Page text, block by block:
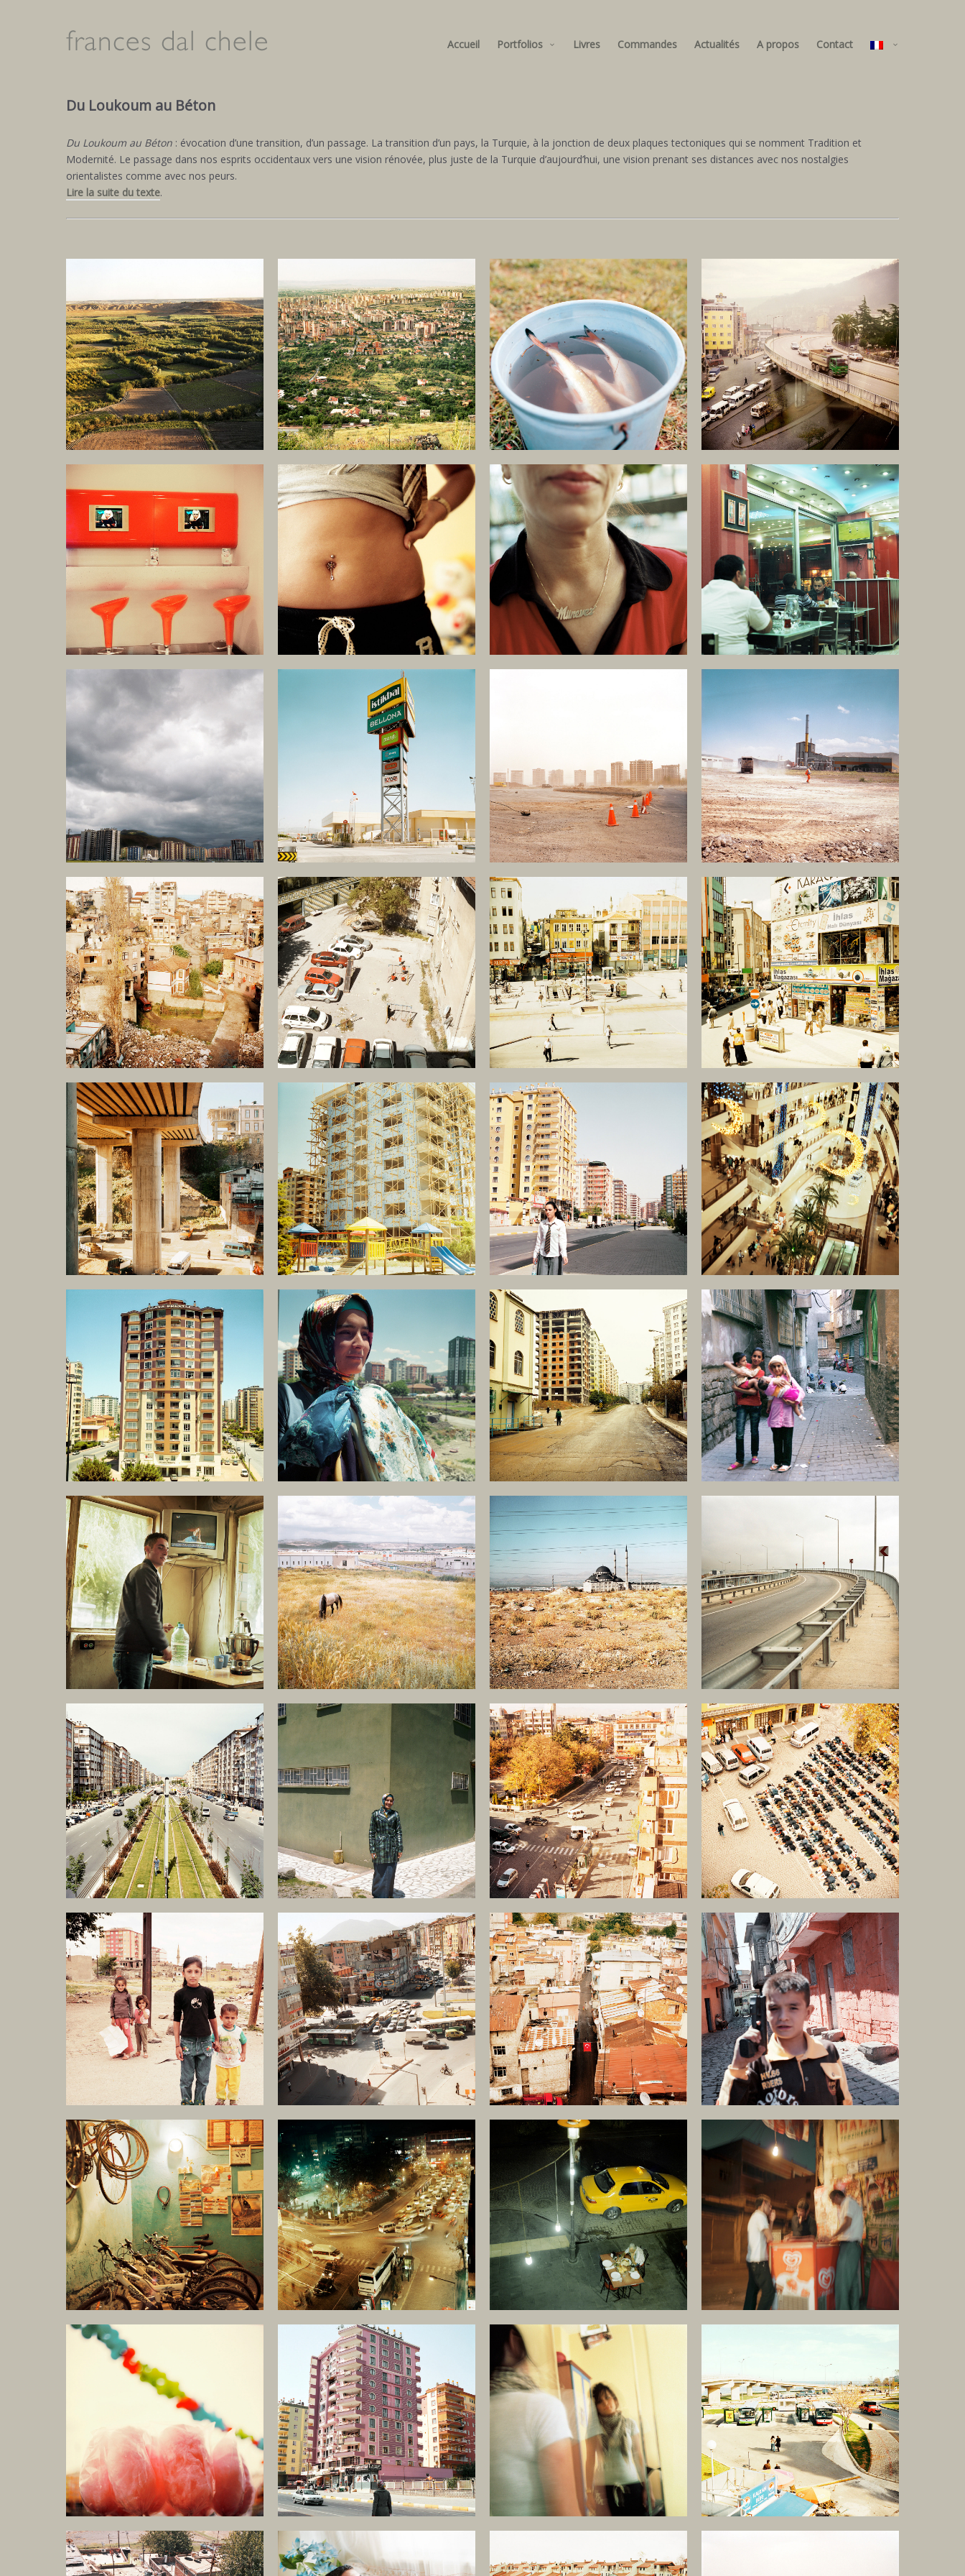
Accueil Portfolios Livres Commandes Actualités A propos Contact
Du Loukoum au Béton
Du Loukoum au Béton : évocation d’une transition, d’un passage. La transition d’un pays, la Turquie, à la jonction de deux plaques tectoniques qui se nomment Tradition et
Modernité. Le passage dans nos esprits occidentaux vers une vision rénovée, plus juste de la Turquie d’aujourd’hui, une vision prenant ses distances avec nos nostalgies
orientalistes comme avec nos peurs.
Lire la suite du texte.